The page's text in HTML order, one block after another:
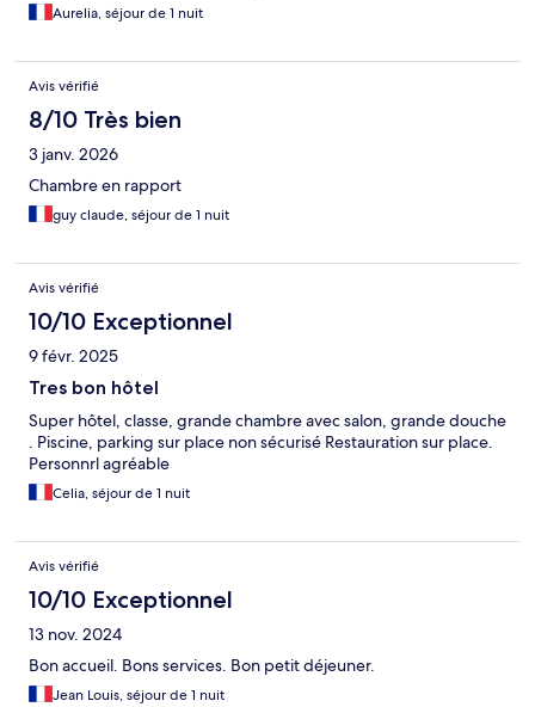
Aurelia, séjour de 1 nuit
Avis vérifié
8/10 Très bien
3 janv. 2026
Chambre en rapport
guy claude, séjour de 1 nuit
Avis vérifié
10/10 Exceptionnel
9 févr. 2025
Tres bon hôtel
Super hôtel, classe, grande chambre avec salon, grande douche
. Piscine, parking sur place non sécurisé Restauration sur place.
Personnrl agréable
Celia, séjour de 1 nuit
Avis vérifié
10/10 Exceptionnel
13 nov. 2024
Bon accueil. Bons services. Bon petit déjeuner.
Jean Louis, séjour de 1 nuit